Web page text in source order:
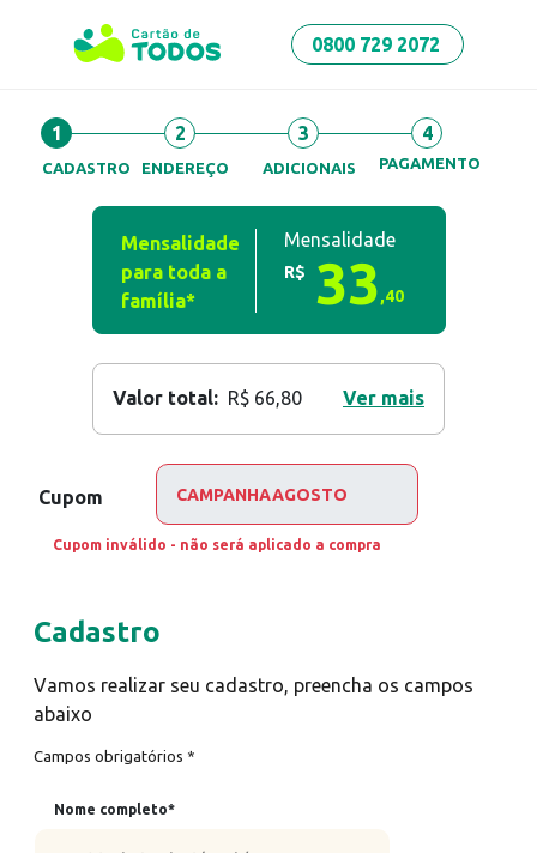
0800 729 2072
1
CADASTRO
2
ENDEREÇO
3
ADICIONAIS
4
PAGAMENTO
Cadastro
Vamos realizar seu cadastro, preencha os campos
abaixo
Campos obrigatórios *
Nome completo*
Mensalidade
para toda a
família*
Mensalidade
R$ 33,40
Valor total: R$ 66,80 Ver mais
Cupom
Cupom inválido - não será aplicado a compra